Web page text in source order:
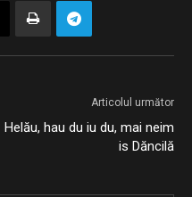
Articolul următor
Helău, hau du iu du, mai neim
is Dăncilă